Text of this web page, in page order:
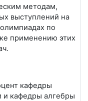
методам,
выступлений на
по
применению этих
кафедры
и кафедры алгебры